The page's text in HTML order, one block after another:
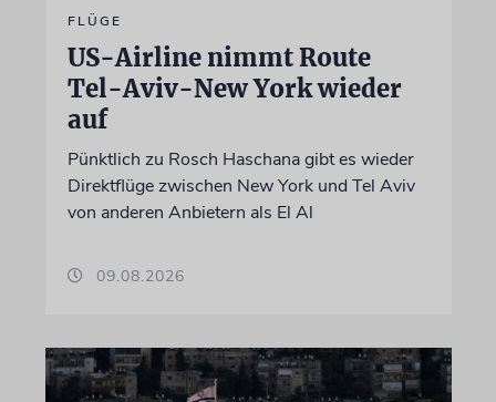
FLÜGE
US-Airline nimmt Route
Tel-Aviv-New York wieder
auf
Pünktlich zu Rosch Haschana gibt es wieder
Direktflüge zwischen New York und Tel Aviv
von anderen Anbietern als El Al
09.08.2026